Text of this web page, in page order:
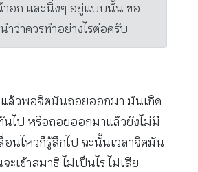
าอก และนิ่งๆ อยู่แบบนั้น ขอ
ว่าควรทำอย่างไรต่อครับ
ล้วพอจิตมันถอยออกมา มันเกิด
นไป หรือถอยออกมาแล้วยังไม่มี
อนไหวก็รู้สึกไป ฉะนั้นเวลาจิตมัน
ะเข้าสมาธิ ไม่เป็นไร ไม่เสีย